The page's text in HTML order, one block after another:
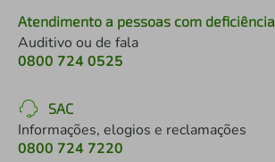
Atendimento a pessoas com deficiência
Auditivo ou de fala
0800 724 0525
SAC
Informações, elogios e reclamações
0800 724 7220